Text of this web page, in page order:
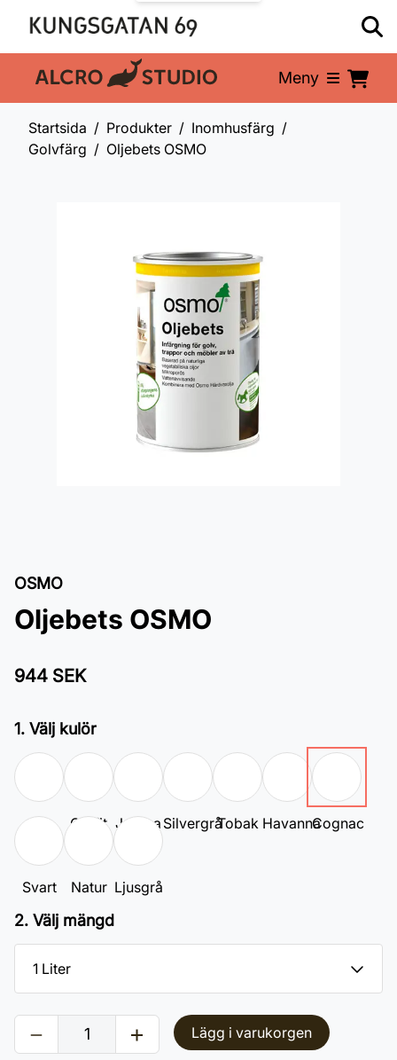
En del av: Meny
Startsida Produkter
Inomhusfärg
Golvfärg
Oljebets OSMO
OSMO
Oljebets OSMO
944 SEK
1. Välj kulör
Vit Grafit Jatoba SilvergråTobak HavannaCognac
Svart Natur Ljusgrå
2. Välj mängd
Lägg i varukorgen